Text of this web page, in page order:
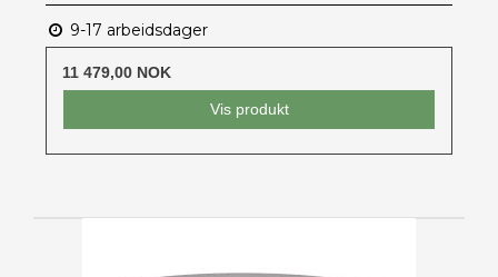
9-17 arbeidsdager
11 479,00 NOK
Vis produkt